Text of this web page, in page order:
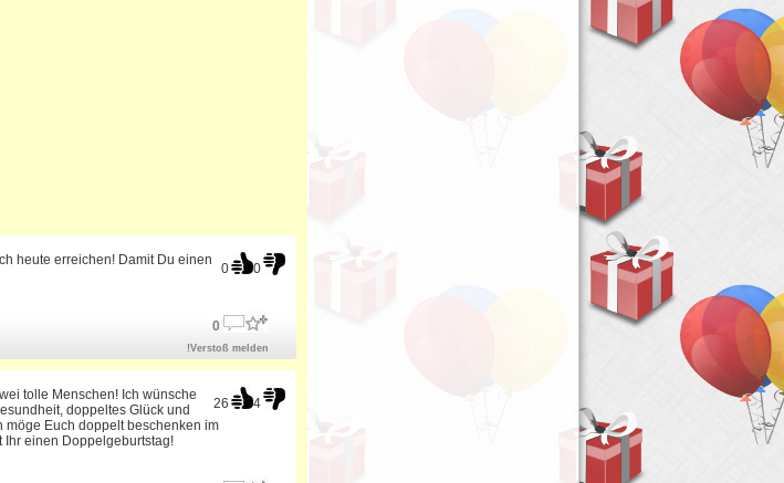
0 0
heute erreichen! Damit Du einen
0
!Verstoß melden
26 4
tolle Menschen! Ich wünsche
doppeltes Glück und
Euch doppelt beschenken im
Ihr einen Doppelgeburtstag!